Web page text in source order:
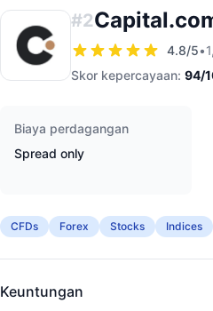
#2
4.8/5•
Skor kepercayaan: 94/
Biaya perdagangan
Spread only
CFDs Forex Stocks Indices
Keuntungan